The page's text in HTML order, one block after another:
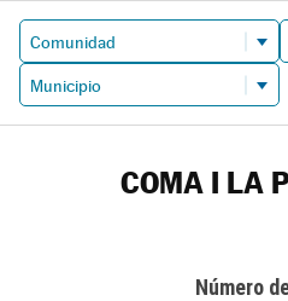
COMA I LA
Número